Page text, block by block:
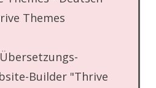
Themes
Builder "Thrive